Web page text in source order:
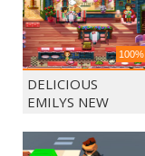
100%
DELICIOUS
EMILYS NEW